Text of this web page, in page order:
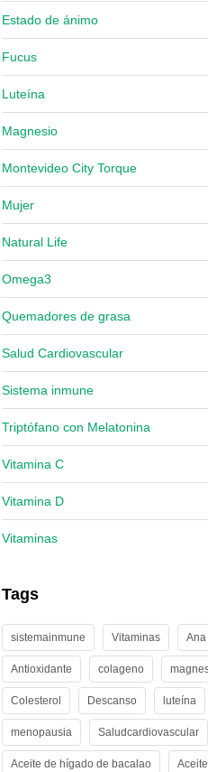
Estado de ánimo
Fucus
Luteína
Magnesio
Montevideo City Torque
Mujer
Natural Life
Omega3
Quemadores de grasa
Salud Cardiovascular
Sistema inmune
Triptófano con Melatonina
Vitamina C
Vitamina D
Vitaminas
Tags
sistemainmune Vitaminas
Antioxidante colageno
Colesterol Descanso luteína
menopausia Saludcardiovascular
Aceite de hígado de bacalao